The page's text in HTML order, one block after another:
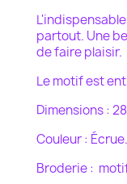
partout. Une
de faire plaisir.
Le motif est
Dimensions :
Couleur : Écrue.
Broderie :